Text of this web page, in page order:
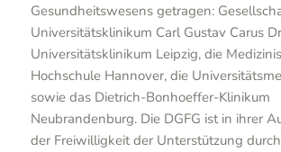
Gesundheitswesens getragen:
Universitätsklinikum Carl Gustav Carus
Universitätsklinikum Leipzig, die
Hochschule Hannover, die
sowie das Dietrich-Bonhoeffer-Klinikum
Neubrandenburg. Die DGFG ist in ihrer
der Freiwilligkeit der Unterstützung